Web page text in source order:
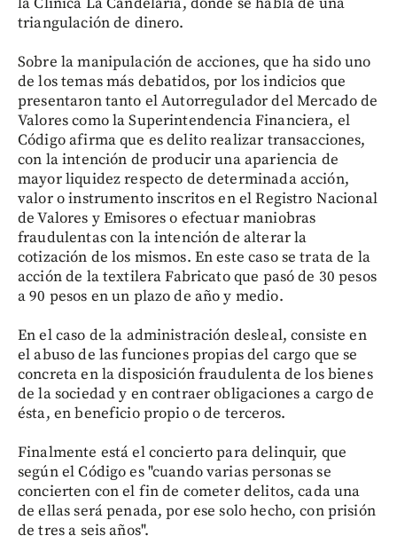
triangulación de dinero.
Sobre la manipulación de acciones, que ha sido uno
de los temas más debatidos, por los indicios que
presentaron tanto el Autorregulador del Mercado de
Valores como la Superintendencia Financiera, el
Código afirma que es delito realizar transacciones,
con la intención de producir una apariencia de
mayor liquidez respecto de determinada acción,
valor o instrumento inscritos en el Registro Nacional
de Valores y Emisores o efectuar maniobras
fraudulentas con la intención de alterar la
cotización de los mismos. En este caso se trata de la
acción de la textilera Fabricato que pasó de 30 pesos
a 90 pesos en un plazo de año y medio.
En el caso de la administración desleal, consiste en
el abuso de las funciones propias del cargo que se
concreta en la disposición fraudulenta de los bienes
de la sociedad y en contraer obligaciones a cargo de
ésta, en beneficio propio o de terceros.
Finalmente está el concierto para delinquir, que
según el Código es "cuando varias personas se
concierten con el fin de cometer delitos, cada una
de ellas será penada, por ese solo hecho, con prisión
de tres a seis años".